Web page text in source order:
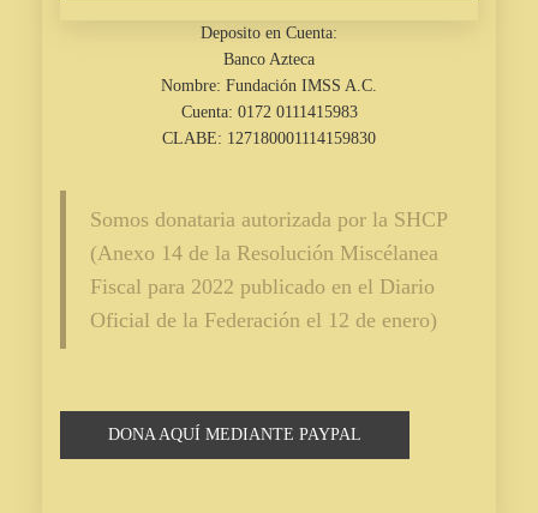
Deposito en Cuenta:
Banco Azteca
Nombre: Fundación IMSS A.C.
Cuenta: 0172 0111415983
CLABE: 127180001114159830
Somos donataria autorizada por la SHCP
(Anexo 14 de la Resolución Miscélanea
Fiscal para 2022 publicado en el Diario
Oficial de la Federación el 12 de enero)
DONA AQUÍ MEDIANTE PAYPAL